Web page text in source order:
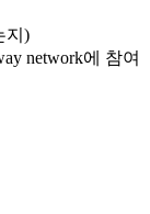
지)
network에 참여